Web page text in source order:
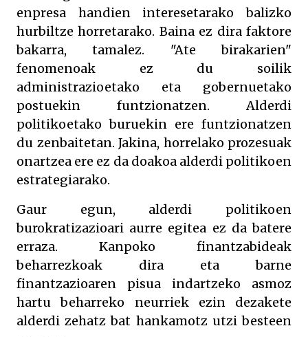
enpresa handien interesetarako balizko
hurbiltze horretarako. Baina ez dira faktore
bakarra, tamalez. "Ate birakarien"
fenomenoak ez du soilik
administrazioetako eta gobernuetako
postuekin funtzionatzen. Alderdi
politikoetako buruekin ere funtzionatzen
du zenbaitetan. Jakina, horrelako prozesuak
onartzea ere ez da doakoa alderdi politikoen
estrategiarako.
Gaur egun, alderdi politikoen
burokratizazioari aurre egitea ez da batere
erraza. Kanpoko finantzabideak
beharrezkoak dira eta barne
finantzazioaren pisua indartzeko asmoz
hartu beharreko neurriek ezin dezakete
alderdi zehatz bat hankamotz utzi besteen